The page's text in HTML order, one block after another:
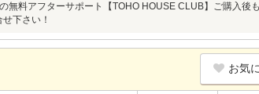
無料アフターサポート【TOHO HOUSE CLUB】ご購入後
下さい！
お気